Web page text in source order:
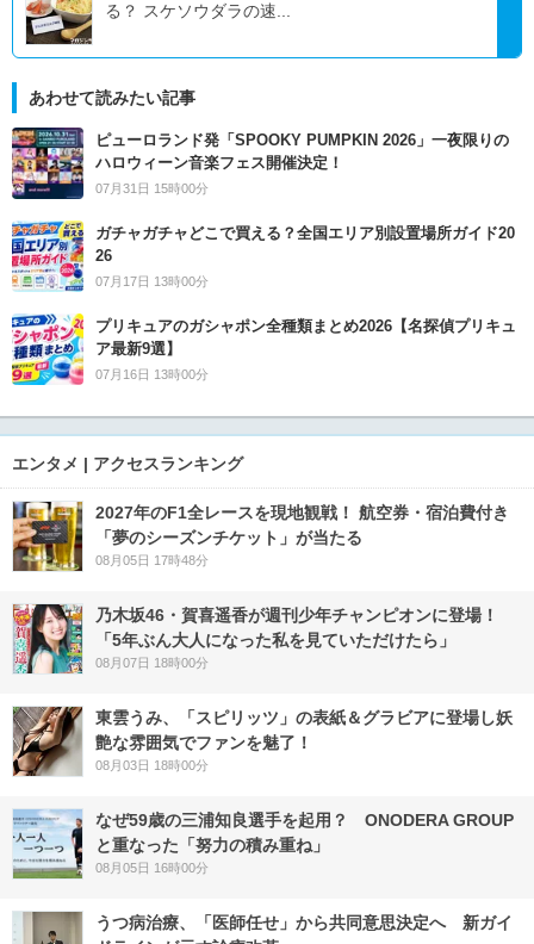
る？ スケソウダラの速...
あわせて読みたい記事
ピューロランド発「SPOOKY PUMPKIN 2026」一夜限りの
ハロウィーン音楽フェス開催決定！
07月31日 15時00分
ガチャガチャどこで買える？全国エリア別設置場所ガイド20
26
07月17日 13時00分
プリキュアのガシャポン全種類まとめ2026【名探偵プリキュ
ア最新9選】
07月16日 13時00分
エンタメ | アクセスランキング
2027年のF1全レースを現地観戦！ 航空券・宿泊費付き
「夢のシーズンチケット」が当たる
08月05日 17時48分
乃木坂46・賀喜遥香が週刊少年チャンピオンに登場！
「5年ぶん大人になった私を見ていただけたら」
08月07日 18時00分
東雲うみ、「スピリッツ」の表紙＆グラビアに登場し妖
艶な雰囲気でファンを魅了！
08月03日 18時00分
なぜ59歳の三浦知良選手を起用？ ONODERA GROUP
と重なった「努力の積み重ね」
08月05日 16時00分
うつ病治療、「医師任せ」から共同意思決定へ 新ガイ